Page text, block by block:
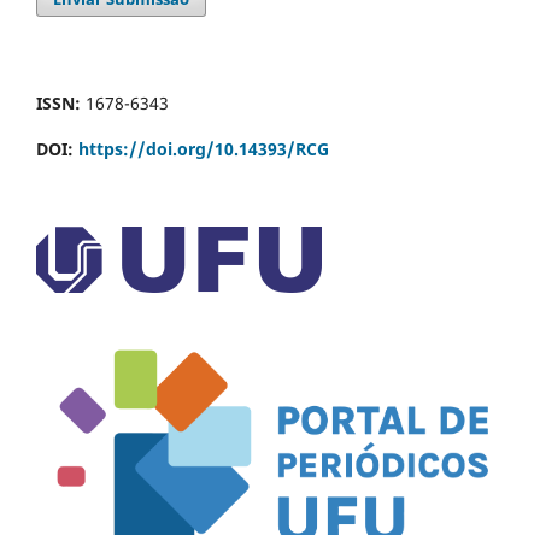
ISSN: 1678-6343
DOI: https://doi.org/10.14393/RCG